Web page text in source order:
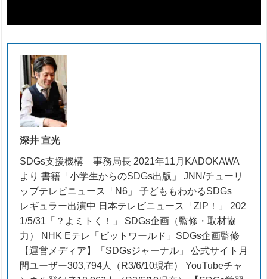
深井 宣光
SDGs支援機構 事務局長 2021年11月KADOKAWA
より 書籍「小学生からのSDGs出版」 JNN/チューリ
ップテレビニュース「N6」 子どももわかるSDGs
レギュラー出演中 日本テレビニュース「ZIP！」 202
1/5/31「？よミトく！」 SDGs企画（監修・取材協
力） NHK Eテレ「ビットワールド」SDGs企画監修
【運営メディア】「SDGsジャーナル」 公式サイト月
間ユーザー303,794人（R3/6/10現在） YouTubeチャ